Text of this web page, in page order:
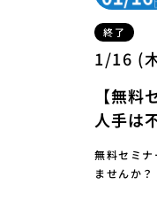
終了
1/16 (
【無
人手は
無料セミ
ませんか